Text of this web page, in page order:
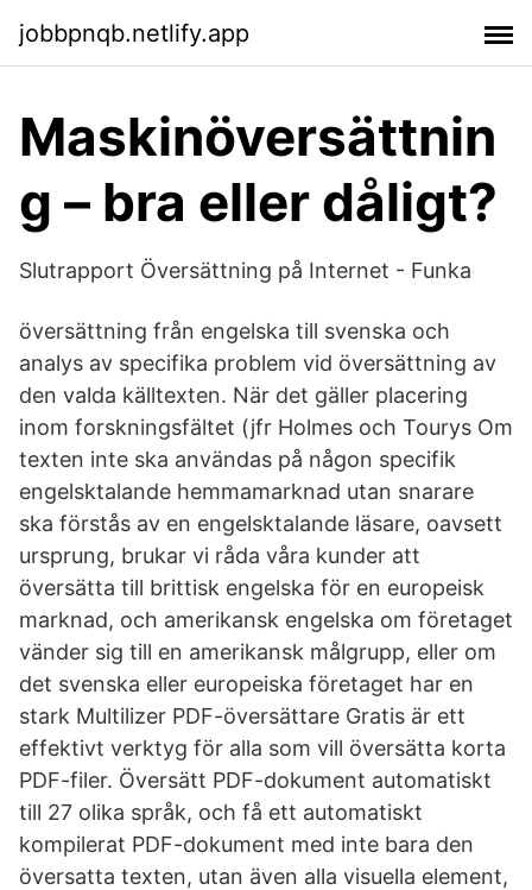
jobbpnqb.netlify.app
Maskinöversättnin
g – bra eller dåligt?
Slutrapport Översättning på Internet - Funka
översättning från engelska till svenska och
analys av specifika problem vid översättning av
den valda källtexten. När det gäller placering
inom forskningsfältet (jfr Holmes och Tourys Om
texten inte ska användas på någon specifik
engelsktalande hemmamarknad utan snarare
ska förstås av en engelsktalande läsare, oavsett
ursprung, brukar vi råda våra kunder att
översätta till brittisk engelska för en europeisk
marknad, och amerikansk engelska om företaget
vänder sig till en amerikansk målgrupp, eller om
det svenska eller europeiska företaget har en
stark Multilizer PDF-översättare Gratis är ett
effektivt verktyg för alla som vill översätta korta
PDF-filer. Översätt PDF-dokument automatiskt
till 27 olika språk, och få ett automatiskt
kompilerat PDF-dokument med inte bara den
översatta texten, utan även alla visuella element,